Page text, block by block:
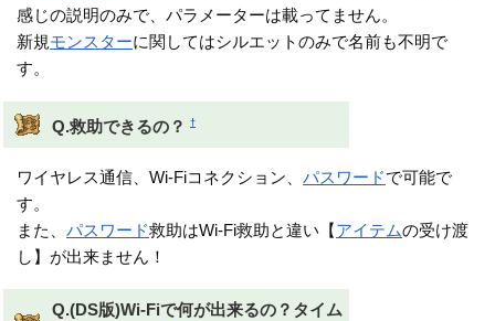
感じの説明のみで、パラメーターは載ってません。
新規モンスターに関してはシルエットのみで名前も不明で
す。
Q.救助できるの？ †
ワイヤレス通信、Wi-Fiコネクション、パスワードで可能で
す。
また、パスワード救助はWi-Fi救助と違い【アイテムの受け渡
し】が出来ません！
Q.(DS版)Wi-Fiで何が出来るの？タイム